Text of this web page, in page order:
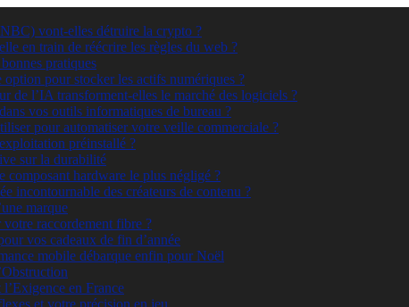
vont-elles détruire la crypto ?
en train de réécrire les règles du web ?
pratiques
pour stocker les actifs numériques ?
de l’IA transforment-elles le marché des logiciels ?
vos outils informatiques de bureau ?
pour automatiser votre veille commerciale ?
préinstallé ?
sur la durabilité
composant hardware le plus négligé ?
incontournable des créateurs de contenu ?
marque
raccordement fibre ?
vos cadeaux de fin d’année
mobile débarque enfin pour Noël
en France
et votre précision en jeu